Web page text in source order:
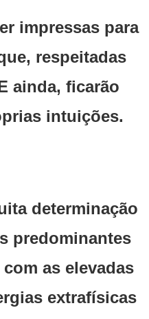
impressas para
respeitadas
ainda, ficarão
intuições.
determinação
predominantes
as elevadas
extrafísicas